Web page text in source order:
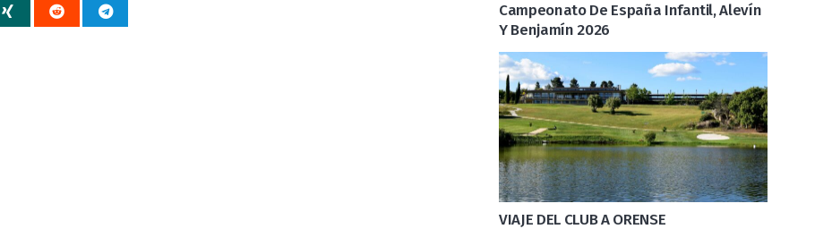
Campeonato De España Infantil, Alevín
Y Benjamín 2026
VIAJE DEL CLUB A ORENSE